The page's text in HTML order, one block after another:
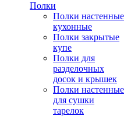
Полки
Полки настенные
кухонные
Полки закрытые
купе
Полки для
разделочных
досок и крышек
Полки настенные
для сушки
тарелок